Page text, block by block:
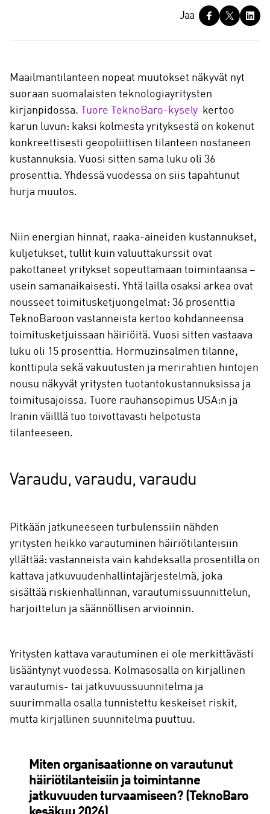
a
Jaa
Maailmantilanteen nopeat muutokset näkyvät nyt
suoraan suomalaisten teknologiayritysten
kirjanpidossa.
Tuore TeknoBaro-kysely kertoo
karun luvun: kaksi kolmesta yrityksestä on kokenut
konkreettisesti geopoliittisen tilanteen nostaneen
kustannuksia. Vuosi sitten sama luku oli 36
prosenttia. Yhdessä vuodessa on siis tapahtunut
hurja muutos.
Niin energian hinnat, raaka-aineiden kustannukset,
kuljetukset, tullit kuin valuuttakurssit ovat
pakottaneet yritykset sopeuttamaan toimintaansa –
usein samanaikaisesti. Yhtä lailla osaksi arkea ovat
nousseet toimitusketjuongelmat: 36 prosenttia
TeknoBaroon vastanneista kertoo kohdanneensa
toimitusketjuissaan häiriöitä. Vuosi sitten vastaava
luku oli 15 prosenttia. Hormuzinsalmen tilanne,
konttipula sekä vakuutusten ja merirahtien hintojen
nousu näkyvät yritysten tuotantokustannuksissa ja
toimitusajoissa. Tuore rauhansopimus USA:n ja
Iranin väilllä tuo toivottavasti helpotusta
tilanteeseen.
Varaudu, varaudu, varaudu
Pitkään jatkuneeseen turbulenssiin nähden
yritysten heikko varautuminen häiriötilanteisiin
yllättää: vastanneista vain kahdeksalla prosentilla on
kattava jatkuvuudenhallintajärjestelmä, joka
sisältää riskienhallinnan, varautumissuunnittelun,
harjoittelun ja säännöllisen arvioinnin.
Yritysten kattava varautuminen ei ole merkittävästi
lisääntynyt vuodessa. Kolmasosalla on kirjallinen
varautumis- tai jatkuvuussuunnitelma ja
suurimmalla osalla tunnistettu keskeiset riskit,
mutta kirjallinen suunnitelma puuttuu.
Miten organisaationne on varautunut
häiriötilanteisiin ja toimintanne
jatkuvuuden turvaamiseen? (TeknoBaro